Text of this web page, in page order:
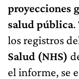
proyecciones
salud pública.
los registros
Salud (NHS)
el informe, se